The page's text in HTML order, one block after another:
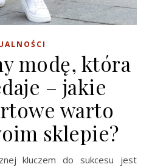
modę, która
– jakie
warto
sklepie?